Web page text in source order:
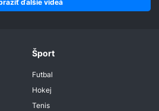
ďalšie videá
Šport
Futbal
Hokej
Tenis